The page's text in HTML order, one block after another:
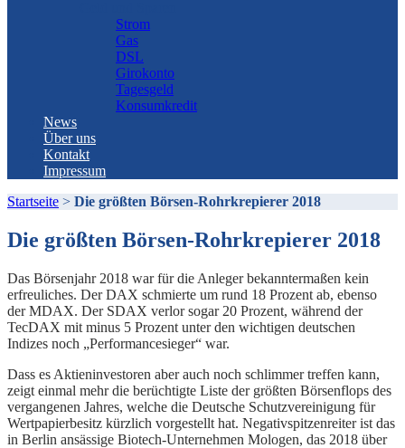
Strom
Gas
DSL
Girokonto
Tagesgeld
Konsumkredit
News
Über uns
Kontakt
Impressum
Startseite > Die größten Börsen-Rohrkrepierer 2018
Die größten Börsen-Rohrkrepierer 2018
Das Börsenjahr 2018 war für die Anleger bekanntermaßen kein
erfreuliches. Der DAX schmierte um rund 18 Prozent ab, ebenso
der MDAX. Der SDAX verlor sogar 20 Prozent, während der
TecDAX mit minus 5 Prozent unter den wichtigen deutschen
Indizes noch „Performancesieger“ war.
Dass es Aktieninvestoren aber auch noch schlimmer treffen kann,
zeigt einmal mehr die berüchtigte Liste der größten Börsenflops des
vergangenen Jahres, welche die Deutsche Schutzvereinigung für
Wertpapierbesitz kürzlich vorgestellt hat. Negativspitzenreiter ist das
in Berlin ansässige Biotech-Unternehmen Mologen, das 2018 über